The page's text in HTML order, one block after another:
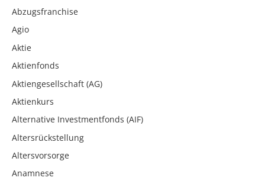
Abzugsfranchise
Agio
Aktie
Aktienfonds
Aktiengesellschaft (AG)
Aktienkurs
Alternative Investmentfonds (AIF)
Altersrückstellung
Altersvorsorge
Anamnese